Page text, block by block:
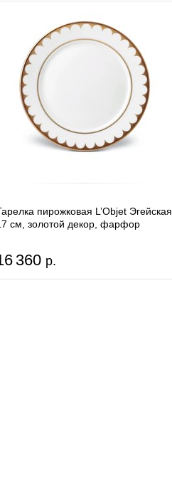
пирожковая L’Objet Эгейская
см, золотой декор, фарфор
360 р.